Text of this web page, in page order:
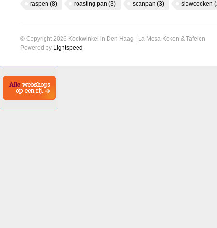
raspen (8) roasting pan (3) scanpan (3) slowcooken
© Copyright 2026 Kookwinkel in Den Haag | La Mesa Koken & Tafelen
Powered by Lightspeed